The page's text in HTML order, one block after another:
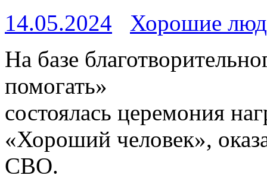
14.05.2024
Хорошие
На базе
помогать»
состоялась церемония
«Хороший человек»,
СВО.